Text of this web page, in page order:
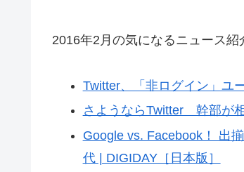
2016年2月の気になるニュース紹
Twitter、「非ログイン」ユ
さようならTwitter 幹部が
Google vs. Facebook！ 出
代 | DIGIDAY［日本版］